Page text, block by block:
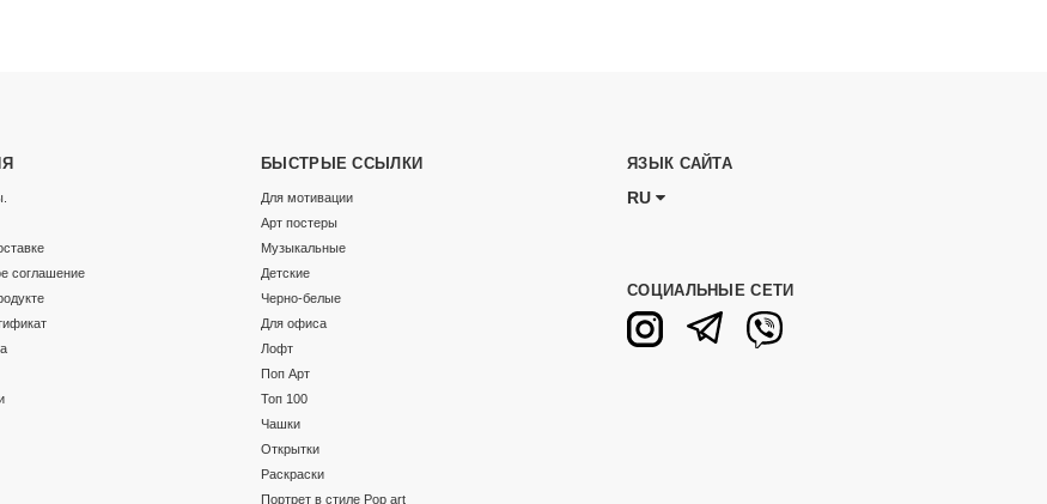
соглашение
БЫСТРЫЕ ССЫЛКИ
Для мотивации
Арт постеры
Музыкальные
Детские
Черно-белые
Для офиса
Лофт
Поп Арт
Топ 100
Чашки
Открытки
Раскраски
Портрет в стиле Pop art
ЯЗЫК САЙТА
RU
СОЦИАЛЬНЫЕ СЕТИ